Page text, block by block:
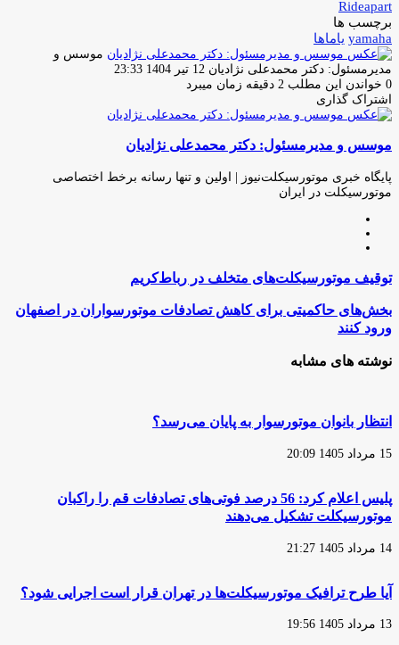
Rideapart
برچسب ها
yamaha یاماها
موسس و
مدیرمسئول: دکتر محمدعلی نژادیان ارسال
ایمیل
12 تیر 1404 23:33
0 خواندن این مطلب 2 دقیقه زمان میبرد
اشتراک گذاری
فیس
توئیتر
لینکدین
واتس
تلگرام
اشتراک
از
ایمیل
چاپ
موسس و مدیرمسئول: دکتر محمدعلی نژادیان
پایگاه خبری موتورسیکلت‌نیوز | اولین و تنها رسانه برخط اختصاصی
موتورسیکلت در ایران
توقیف
متخلف
رباط‌کریم
توقیف موتورسیکلت‌های متخلف در رباط‌کریم
بخش‌های
حاکمیتی
برای
کاهش
تصادفات
اصفهان
ورود
بخش‌های حاکمیتی برای کاهش تصادفات موتورسواران در اصفهان
ورود کنند
نوشته های مشابه
انتظار بانوان موتورسوار به پایان می‌رسد؟
15 مرداد 1405 20:09
پلیس اعلام کرد: 56 درصد فوتی‌های تصادفات قم را راکبان
موتورسیکلت تشکیل می‌دهند
14 مرداد 1405 21:27
آیا طرح ترافیک موتورسیکلت‌ها در تهران قرار است اجرایی شود؟
13 مرداد 1405 19:56